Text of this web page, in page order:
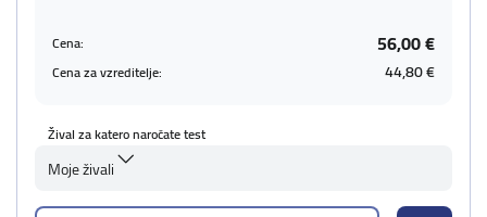
Cena: 56,00 €
Cena za vzreditelje: 44,80 €
Žival za katero naročate test
Moje živali